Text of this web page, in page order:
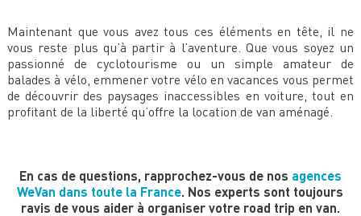
Maintenant que vous avez tous ces éléments en tête, il ne
vous reste plus qu’à partir à l’aventure. Que vous soyez un
passionné de cyclotourisme ou un simple amateur de
balades à vélo, emmener votre vélo en vacances vous permet
de découvrir des paysages inaccessibles en voiture, tout en
profitant de la liberté qu’offre la location de van aménagé.
En cas de questions, rapprochez-vous de nos agences
WeVan dans toute la France . Nos experts sont toujours
ravis de vous aider à organiser votre road trip en van.